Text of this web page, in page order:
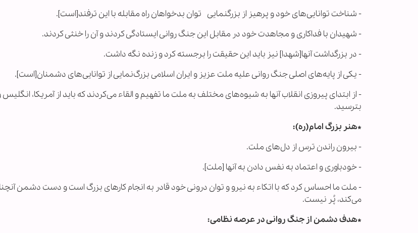
- شناخت توانایی‌های خود و پرهیز از بزرگنمایی توان بدخواهان راه مقابله با این ترفند[است].
- شهیدان با فداکاری و مجاهدت خود در مقابل این جنگ روانی ایستادگی کردند و آن را خنثی کردند.
- در بزرگداشت آنها[شهدا] نیز باید این حقیقت را برجسته کرد و زنده نگه داشت.
- یکی از پایه‌های اصلی جنگ روانی علیه ملت عزیز و ایران اسلامی بزرگ‌نمایی از توانایی‌های دشمنان[است].
- از ابتدای پیروزی انقلاب آنها به شیوه‌های مختلف به ملت ما تفهیم و القاء می‌کردند که باید از آمریکا،
بترسید.
*هنر بزرگ امام(ره):
- بیرون راندن ترس از دل‌های ملت.
- خودباوری و اعتماد به نفس دادن به آنها [ملت].
- ملت ما احساس کرد که با اتکاء به نیرو و توان درونی خود قادر به انجام کارهای بزرگ است و دست دشمن
می‌کند، پُر نیست.
*هدف دشمن از جنگ روانی در عرصه نظامی: